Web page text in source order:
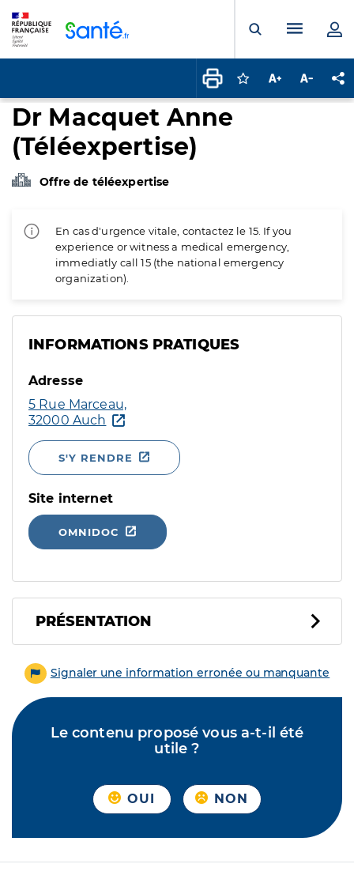
Ouvrir laMenu
Connectez-vous
Augmenter la
Dr Macquet Anne
(Téléexpertise)
Offre de téléexpertise
En cas d'urgence vitale, contactez le 15. If you
experience or witness a medical emergency,
immediatly call 15 (the national emergency
organization).
INFORMATIONS PRATIQUES
Adresse
5 Rue Marceau,
32000 Auch
S'Y RENDRE
Site internet
OMNIDOC
PRÉSENTATION
Signaler une information erronée ou manquante
Le contenu proposé vous a-t-il été
utile ?
OUI NON